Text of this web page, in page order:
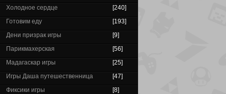
Холодное сердце
[240]
Готовим еду
[193]
Дени призрак игры
[9]
Парикмахерская
[56]
Мадагаскар игры
[25]
Игры Даша путешественница
[47]
Фиксики игры
[8]